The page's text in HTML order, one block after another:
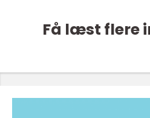
Få læst flere